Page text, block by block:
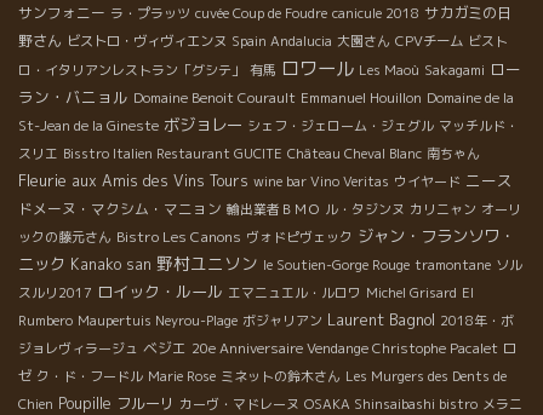
サンフォニー ラ・プラッツ cuvée Coup de Foudre canicule 2018 サカガミの日
野さん ビストロ・ヴィヴィエンヌ Spain Andalucia 大園さん CPVチーム ビスト
ロ・イタリアンレストラン「グシテ」
有馬 ロワール Les Maoù Sakagami ロー
ラン・バニョル Domaine Benoit Courault Emmanuel Houillon Domaine de la
St-Jean de la Gineste ボジョレー シェフ・ジェローム・ジェグル マッチルド・
スリエ Bisstro Italien Restaurant GUCITE Château Cheval Blanc 南ちゃん
Fleurie aux Amis des Vins Tours wine bar Vino Veritas ウイヤード ニース
ドメーヌ・マクシム・マニョン 輸出業者ＢＭＯ ル・タジンヌ カリニャン オーリ
ックの藤元さん Bistro Les Canons ヴォドピヴェック ジャン・フランソワ・
ニック Kanako san 野村ユニソン le Soutien-Gorge Rouge tramontane ソル
スルリ2017 ロイック・ルール エマニュエル・ルロワ Michel Grisard El
Rumbero Maupertuis Neyrou-Plage ボジャリアン Laurent Bagnol 2018年・ボ
ジョレヴィラージュ ベジエ 20e Anniversaire Vendange Christophe Pacalet ロ
ゼ ク・ド・フードル Marie Rose ミネットの鈴木さん Les Murgers des Dents de
Chien Poupille フルーリ カーヴ・マドレーヌ OSAKA Shinsaibashi bistro メラニ